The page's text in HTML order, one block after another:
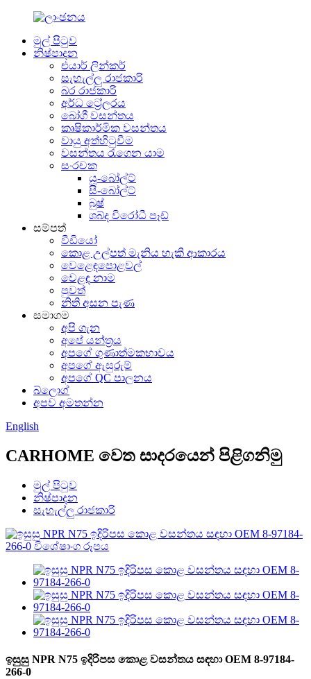
මුල් පිටුව
නිෂ්පාදන
එයාර් ලින්කර්
සැහැල්ලු රාජකාරි
බර රාජකාරි
අර්ධ ට්‍රේලරය
බෝගී වසන්තය
කෘෂිකාර්මික වසන්තය
වායු අත්හිටුවීම
වසන්තය රැගෙන යාම
සංරචක
යූ-බෝල්ට්
සී-බෝල්ට්
බුෂ්
ශබ්ද විරෝධී පෑඩ්
සම්පත්
වීඩියෝ
කොළ උල්පත් මැනිය හැකි ආකාරය
වෙළෙඳපොළවල්
වෙළඳ නාම
පුවත්
නිති අසන පැණ
සමාගම
අපි ගැන
අපේ යන්ත්‍රය
අපගේ ගුණාත්මකභාවය
අපගේ ඇසුරුම්
අපගේ QC පාලනය
බ්ලොග්
අපව අමතන්න
English
CARHOME වෙත සාදරයෙන් පිළිගනිමු
මුල් පිටුව
නිෂ්පාදන
සැහැල්ලු රාජකාරි
ඉසුසු NPR N75 ඉදිරිපස කොළ වසන්තය සඳහා OEM 8-97184-
266-0